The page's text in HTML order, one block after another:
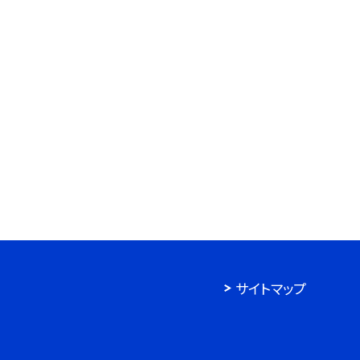
サイトマップ